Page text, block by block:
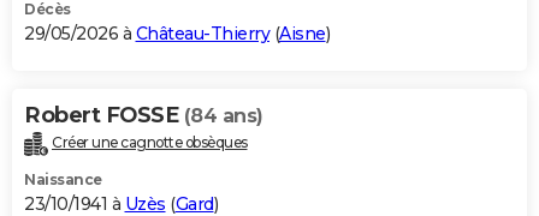
Décès
29/05/2026 à Château-Thierry(Aisne)
Robert FOSSE (84 ans)
Créer une cagnotte obsèques
Naissance
23/10/1941 à Uzès (Gard)